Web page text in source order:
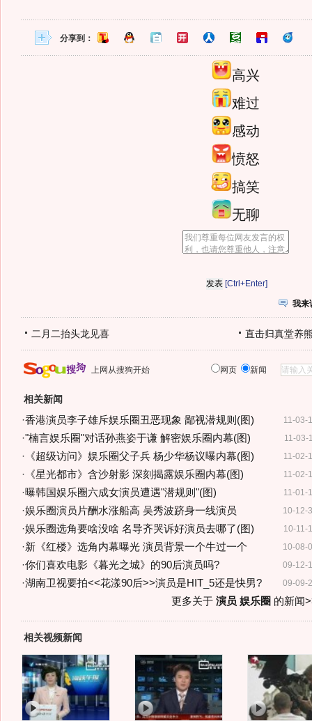
分享到：
高兴
难过
感动
愤怒
搞笑
无聊
[Ctrl+Enter]
我来
二月二抬头龙见喜 直击归真堂养
上网从搜狗开始 网页 新闻
相关新闻
11-03-
·香港演员李子雄斥娱乐圈丑恶现象 鄙视潜规则(图)
11-03-
·"楠言娱乐圈"对话孙燕姿于谦 解密娱乐圈内幕(图)
11-02-
· 《超级访问》娱乐圈父子兵 杨少华杨议曝内幕(图)
11-02-
· 《星光都市》含沙射影 深刻揭露娱乐圈内幕(图)
11-01-
·曝韩国娱乐圈六成女演员遭遇"潜规则"(图)
10-12-
·娱乐圈演员片酬水涨船高 吴秀波跻身一线演员
10-11-
·娱乐圈选角要啥没啥 名导齐哭诉好演员去哪了(图)
10-08-
·新《红楼》选角内幕曝光 演员背景一个牛过一个
09-12-
·你们喜欢电影《暮光之城》的90后演员吗?
09-09-
·湖南卫视要拍<<花漾90后>>演员是HIT_5还是快男?
更多关于 演员 娱乐圈 的新闻
相关视频新闻